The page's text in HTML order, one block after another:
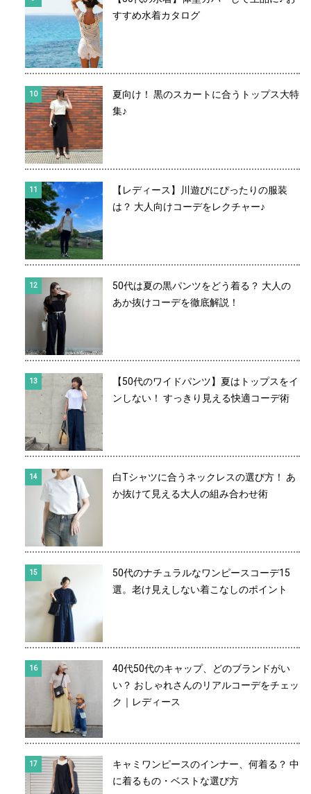
すすめ水着カタログ
夏向け！ 黒のスカートに合うトップス大特
集♪
【レディース】川遊びにぴったりの服装
は？ 大人向けコーデをレクチャー♪
50代は夏の黒パンツをどう着る？ 大人の
あか抜けコーデを徹底解説！
【50代のワイドパンツ】夏はトップスをイ
ンしない！ すっきり見える快適コーデ術
白Tシャツに合うネックレスの選び方！ あ
か抜けて見える大人の組み合わせ術
50代のナチュラルなワンピースコーデ15
選。老け見えしない着こなしのポイント
40代50代のキャップ、どのブランドがい
い？ おしゃれさんのリアルコーデをチェッ
ク｜レディース
キャミワンピースのインナー、何着る？ 中
に着るもの・ベストな選び方